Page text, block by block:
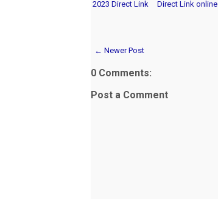
2023 Direct Link
Direct Link online
← Newer Post
0 Comments:
Post a Comment